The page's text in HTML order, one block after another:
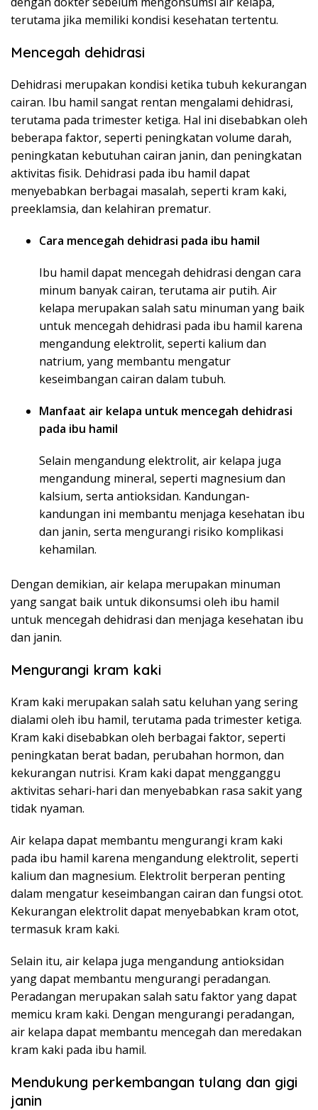
terutama jika memiliki kondisi kesehatan tertentu.
Mencegah dehidrasi
Dehidrasi merupakan kondisi ketika tubuh kekurangan
cairan. Ibu hamil sangat rentan mengalami dehidrasi,
terutama pada trimester ketiga. Hal ini disebabkan oleh
beberapa faktor, seperti peningkatan volume darah,
peningkatan kebutuhan cairan janin, dan peningkatan
aktivitas fisik. Dehidrasi pada ibu hamil dapat
menyebabkan berbagai masalah, seperti kram kaki,
preeklamsia, dan kelahiran prematur.
Cara mencegah dehidrasi pada ibu hamil
Ibu hamil dapat mencegah dehidrasi dengan cara
minum banyak cairan, terutama air putih. Air
kelapa merupakan salah satu minuman yang baik
untuk mencegah dehidrasi pada ibu hamil karena
mengandung elektrolit, seperti kalium dan
natrium, yang membantu mengatur
keseimbangan cairan dalam tubuh.
Manfaat air kelapa untuk mencegah dehidrasi
pada ibu hamil
Selain mengandung elektrolit, air kelapa juga
mengandung mineral, seperti magnesium dan
kalsium, serta antioksidan. Kandungan-
kandungan ini membantu menjaga kesehatan ibu
dan janin, serta mengurangi risiko komplikasi
kehamilan.
Dengan demikian, air kelapa merupakan minuman
yang sangat baik untuk dikonsumsi oleh ibu hamil
untuk mencegah dehidrasi dan menjaga kesehatan ibu
dan janin.
Mengurangi kram kaki
Kram kaki merupakan salah satu keluhan yang sering
dialami oleh ibu hamil, terutama pada trimester ketiga.
Kram kaki disebabkan oleh berbagai faktor, seperti
peningkatan berat badan, perubahan hormon, dan
kekurangan nutrisi. Kram kaki dapat mengganggu
aktivitas sehari-hari dan menyebabkan rasa sakit yang
tidak nyaman.
Air kelapa dapat membantu mengurangi kram kaki
pada ibu hamil karena mengandung elektrolit, seperti
kalium dan magnesium. Elektrolit berperan penting
dalam mengatur keseimbangan cairan dan fungsi otot.
Kekurangan elektrolit dapat menyebabkan kram otot,
termasuk kram kaki.
Selain itu, air kelapa juga mengandung antioksidan
yang dapat membantu mengurangi peradangan.
Peradangan merupakan salah satu faktor yang dapat
memicu kram kaki. Dengan mengurangi peradangan,
air kelapa dapat membantu mencegah dan meredakan
kram kaki pada ibu hamil.
Mendukung perkembangan tulang dan gigi
janin